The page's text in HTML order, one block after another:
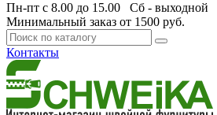
Пн-пт с 8.00 до 15.00 Сб - выходной
Минимальный заказ от 1500 руб.
Контакты